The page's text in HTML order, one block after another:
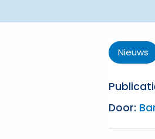
Nieuws
Door: